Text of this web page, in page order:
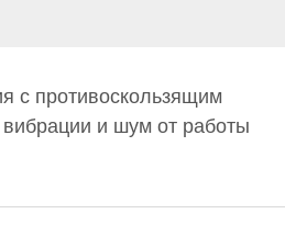
с противоскользящим
и шум от работы